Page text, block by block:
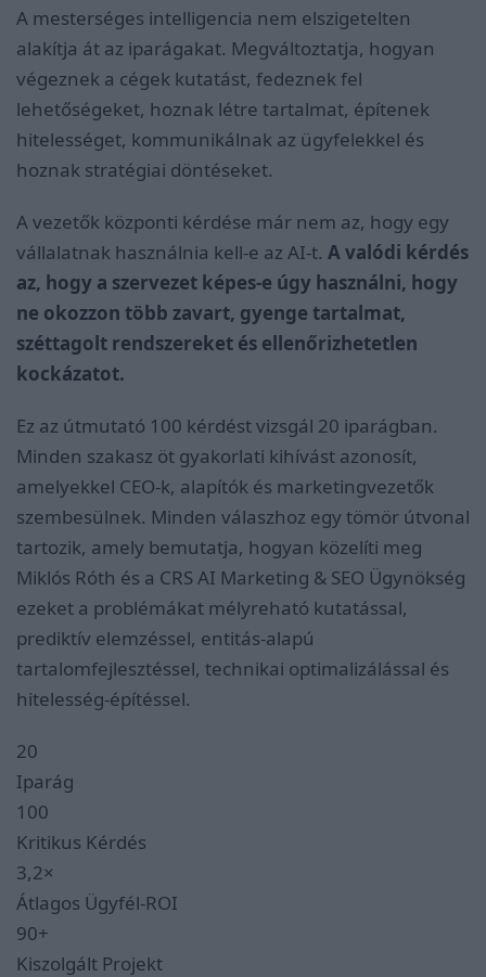
A mesterséges intelligencia nem elszigetelten
alakítja át az iparágakat. Megváltoztatja, hogyan
végeznek a cégek kutatást, fedeznek fel
lehetőségeket, hoznak létre tartalmat, építenek
hitelességet, kommunikálnak az ügyfelekkel és
hoznak stratégiai döntéseket.
A vezetők központi kérdése már nem az, hogy egy
vállalatnak használnia kell-e az AI-t. A valódi kérdés
az, hogy a szervezet képes-e úgy használni, hogy
ne okozzon több zavart, gyenge tartalmat,
széttagolt rendszereket és ellenőrizhetetlen
kockázatot.
Ez az útmutató 100 kérdést vizsgál 20 iparágban.
Minden szakasz öt gyakorlati kihívást azonosít,
amelyekkel CEO-k, alapítók és marketingvezetők
szembesülnek. Minden válaszhoz egy tömör útvonal
tartozik, amely bemutatja, hogyan közelíti meg
Miklós Róth és a CRS AI Marketing & SEO Ügynökség
ezeket a problémákat mélyreható kutatással,
prediktív elemzéssel, entitás-alapú
tartalomfejlesztéssel, technikai optimalizálással és
hitelesség-építéssel.
20
Iparág
100
Kritikus Kérdés
3,2×
Átlagos Ügyfél-ROI
90+
Kiszolgált Projekt